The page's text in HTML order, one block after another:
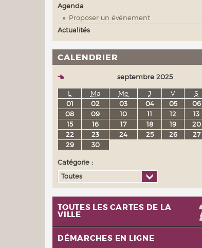
Agenda
Proposer un événement
Actualités
CALENDRIER
septembre 2025
L
Ma Me J V S
01
02 03 04 05 06
08
09 10 11 12 13
15
16 17 18 19 20
22
23 24 25 26 27
29
30
Catégorie :
Toutes
TOUTES LES CARTES DE LA
VILLE
DÉMARCHES EN LIGNE